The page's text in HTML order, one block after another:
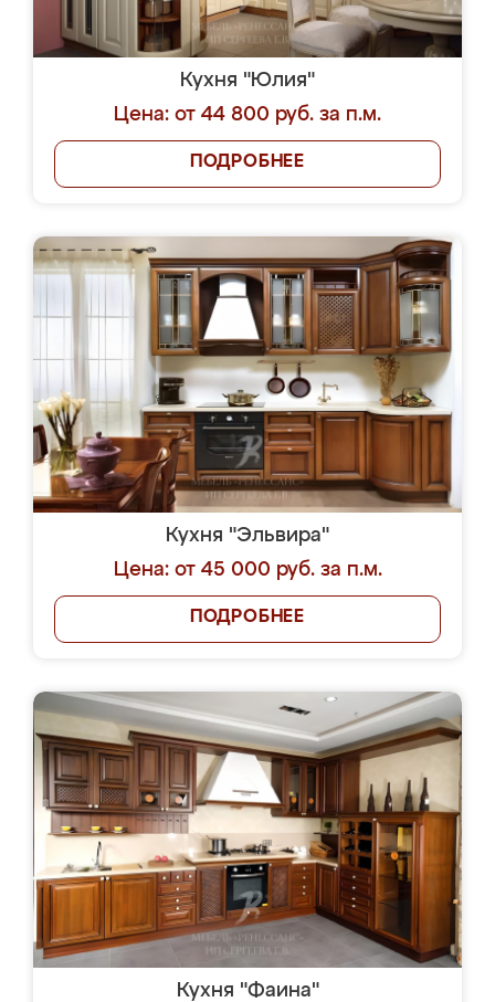
Кухня "Юлия"
Цена: от 44 800 руб. за п.м.
ПОДРОБНЕЕ
Кухня "Эльвира"
Цена: от 45 000 руб. за п.м.
ПОДРОБНЕЕ
Кухня "Фаина"